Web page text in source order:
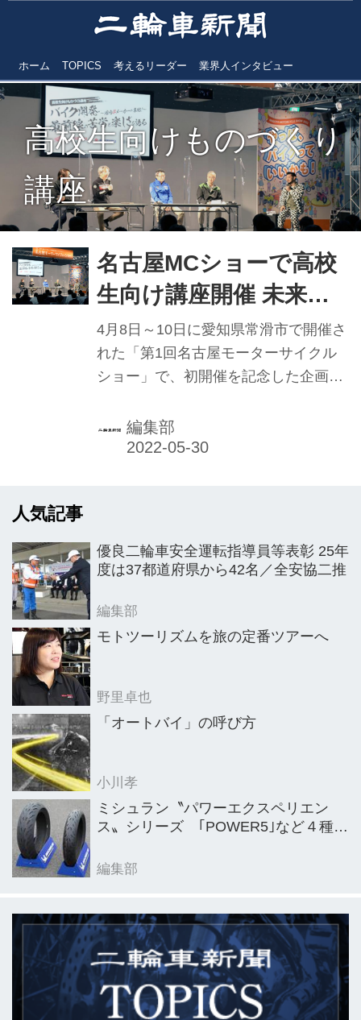
ホーム TOPICS 考えるリーダー 業界人インタビュー
高校生向けものづくり
講座
名古屋MCショーで高校
生向け講座開催 未来の
開発者へ金言を送る
4月8日～10日に愛知県常滑市で開催さ
れた「第1回名古屋モーターサイクル
ショー」で、初開催を記念した企画
語る』が行われた。愛知県下の工業高
校生を対象にした講座で、国内の二輪
を見せた。
編集部
人気記事
優良二輪車安全運転指導員等表彰 25年
度は37都道府県から42名／全安協二推
編集部
モトツーリズムを旅の定番ツアーへ
野里卓也
「オートバイ」の呼び方
小川孝
ミシュラン〝パワーエクスペリエン
ス〟シリーズ ｢POWER5｣など４種を
編集部